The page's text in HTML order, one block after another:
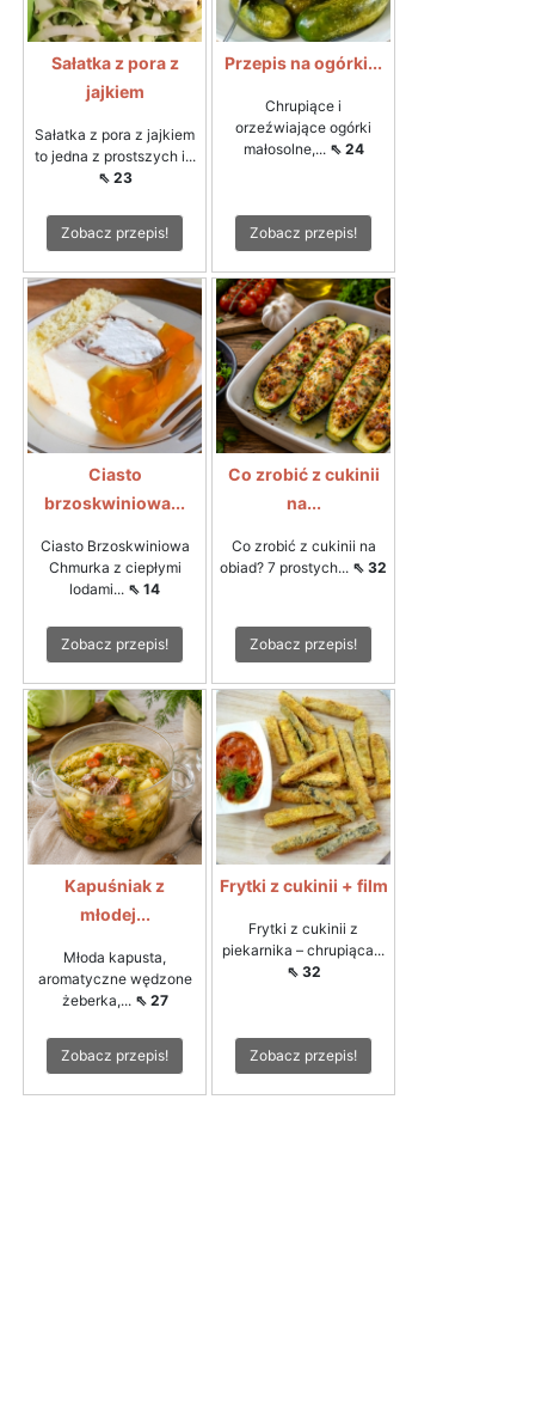
Sałatka z pora z
jajkiem
Sałatka z pora z jajkiem
to jedna z prostszych i...
⇖ 23
Zobacz przepis!
Przepis na ogórki...
Chrupiące i
orzeźwiające ogórki
małosolne,... ⇖ 24
Zobacz przepis!
Ciasto
brzoskwiniowa...
Ciasto Brzoskwiniowa
Chmurka z ciepłymi
lodami... ⇖ 14
Zobacz przepis!
Co zrobić z cukinii
na...
Co zrobić z cukinii na
obiad? 7 prostych... ⇖ 32
Zobacz przepis!
Kapuśniak z
młodej...
Młoda kapusta,
aromatyczne wędzone
żeberka,... ⇖ 27
Zobacz przepis!
Frytki z cukinii + film
Frytki z cukinii z
piekarnika – chrupiąca...
⇖ 32
Zobacz przepis!